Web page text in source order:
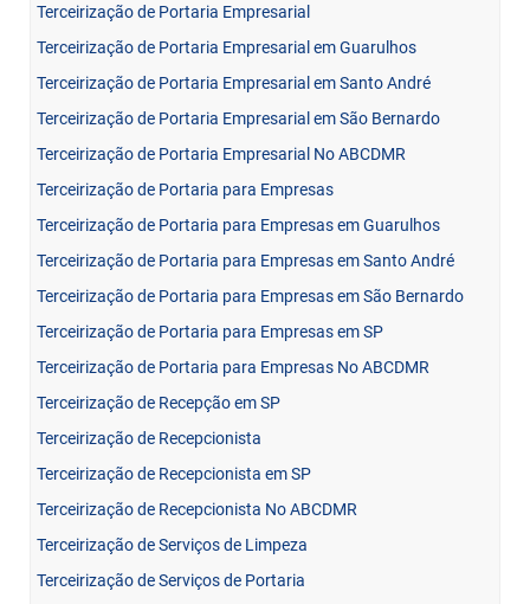
Terceirização de Portaria Empresarial
Terceirização de Portaria Empresarial em Guarulhos
Terceirização de Portaria Empresarial em Santo André
Terceirização de Portaria Empresarial em São Bernardo
Terceirização de Portaria Empresarial No ABCDMR
Terceirização de Portaria para Empresas
Terceirização de Portaria para Empresas em Guarulhos
Terceirização de Portaria para Empresas em Santo André
Terceirização de Portaria para Empresas em São Bernardo
Terceirização de Portaria para Empresas em SP
Terceirização de Portaria para Empresas No ABCDMR
Terceirização de Recepção em SP
Terceirização de Recepcionista
Terceirização de Recepcionista em SP
Terceirização de Recepcionista No ABCDMR
Terceirização de Serviços de Limpeza
Terceirização de Serviços de Portaria